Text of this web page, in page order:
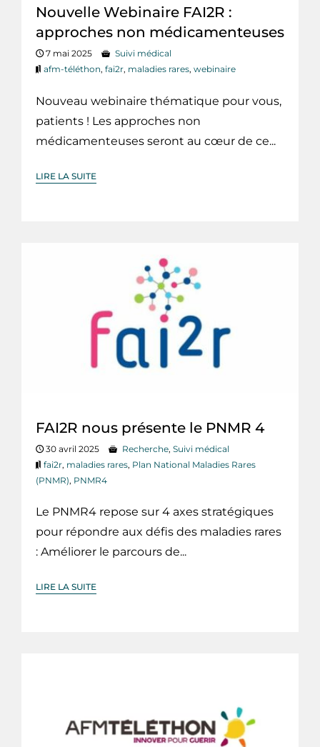
Nouvelle Webinaire FAI2R :
approches non médicamenteuses
7 mai 2025
Suivi médical
afm-téléthon, fai2r, maladies rares, webinaire
Nouveau webinaire thématique pour vous,
patients ! Les approches non
médicamenteuses seront au cœur de ce...
LIRE LA SUITE
FAI2R nous présente le PNMR 4
30 avril 2025 Recherche, Suivi médical
fai2r, maladies rares, Plan National Maladies Rares
(PNMR), PNMR4
Le PNMR4 repose sur 4 axes stratégiques
pour répondre aux défis des maladies rares
: Améliorer le parcours de...
LIRE LA SUITE